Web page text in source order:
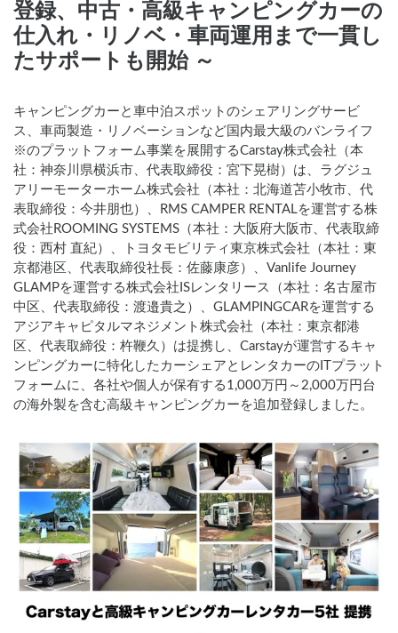
登録、中古・高級キャンピングカーの
仕入れ・リノベ・車両運用まで一貫し
たサポートも開始 ～
キャンピングカーと車中泊スポットのシェアリングサービ
ス、車両製造・リノベーションなど国内最大級のバンライフ
※のプラットフォーム事業を展開するCarstay株式会社（本
社：神奈川県横浜市、代表取締役：宮下晃樹）は、ラグジュ
アリーモーターホーム株式会社（本社：北海道苫小牧市、代
表取締役：今井朋也）、RMS CAMPER RENTALを運営する株
式会社ROOMING SYSTEMS（本社：大阪府大阪市、代表取締
役：西村 直紀）、トヨタモビリティ東京株式会社（本社：東
京都港区、代表取締役社長：佐藤康彦）、Vanlife Journey
GLAMPを運営する株式会社ISレンタリース（本社：名古屋市
中区、代表取締役：渡邉貴之）、GLAMPINGCARを運営する
アジアキャピタルマネジメント株式会社（本社：東京都港
区、代表取締役：杵鞭久）は提携し、Carstayが運営するキャ
ンピングカーに特化したカーシェアとレンタカーのITプラット
フォームに、各社や個人が保有する1,000万円～2,000万円台
の海外製を含む高級キャンピングカーを追加登録しました。